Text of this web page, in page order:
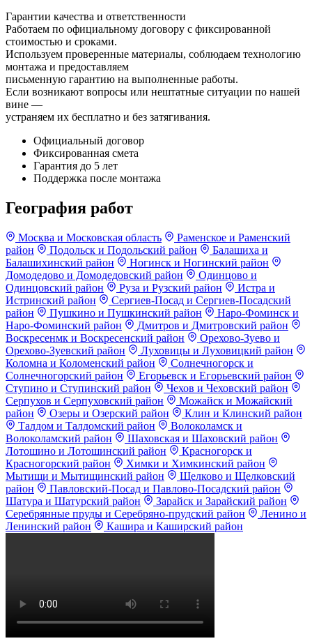
Гарантии качества и ответственности
Работаем по официальному договору с фиксированной
стоимостью и сроками.
Используем проверенные материалы, соблюдаем технологию
монтажа и предоставляем
письменную гарантию на выполненные работы.
Если возникают вопросы или нештатные ситуации по нашей
вине —
устраняем их бесплатно и без затягивания.
Официальный договор
Фиксированная смета
Гарантия до 5 лет
Поддержка после монтажа
География работ
Москва и Московская область
Раменское и Раменский
район
Подольск и Подольский район
Балашиха и
Балашихинский район
Ногинск и Ногинский район
Домодедово и Домодедовский район
Одинцово и
Одинцовский район
Руза и Рузский район
Истра и
Истринский район
Сергиев-Посад и Сергиев-Посадский
район
Пушкино и Пушкинский район
Наро-Фоминск и
Наро-Фоминский район
Дмитров и Дмитровский район
Воскресенмк и Воскресенский район
Орехово-Зуево и
Орехово-Зуевский район
Луховицы и Луховицкий район
Коломна и Коломенский район
Солнечногорск и
Солнечногорский район
Егорьевск и Егорьевский район
Ступино и Ступинский район
Чехов и Чеховский район
Серпухов и Серпуховский район
Можайск и Можайский
район
Озеры и Озерский район
Клин и Клинский район
Талдом и Талдомский район
Волоколамск и
Волоколамский район
Шаховская и Шаховский район
Лотошино и Лотошинский район
Красногорск и
Красногорский район
Химки и Химкинский район
Мытищи и Мытищинский район
Щелково и Щелковский
район
Павловский-Посад и Павлово-Посадский район
Шатура и Шатурский район
Зарайск и Зарайский район
Серебрянные пруды и Серебряно-прудский район
Ленино и
Ленинский район
Кашира и Каширский район